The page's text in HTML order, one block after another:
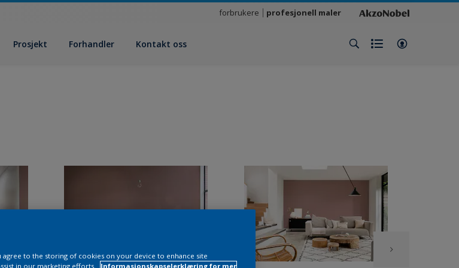
forbrukere profesjonell maler
Prosjekt Forhandler Kontakt oss
agree to the storing of cookies on your device to enhance site
in our marketing efforts.
Informasjonskapselerklæring for mer